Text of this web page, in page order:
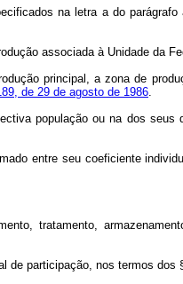
na letra a do
associada à Unidade da
principal, a zona de
de 29 de agosto de 1986.
população ou na dos
entre seu coeficiente
tratamento,
de participação, nos termos dos